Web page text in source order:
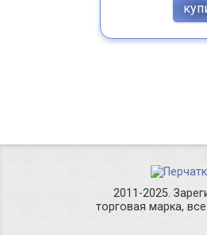
2011-2025.
торговая марка,